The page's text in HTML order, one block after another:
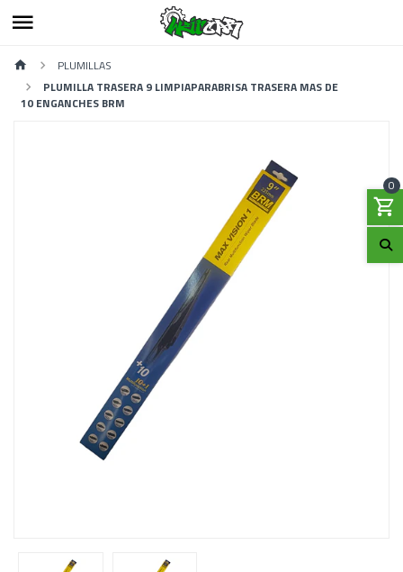
0
PLUMILLAS
PLUMILLA TRASERA 9 LIMPIAPARABRISA TRASERA MAS DE
10 ENGANCHES BRM